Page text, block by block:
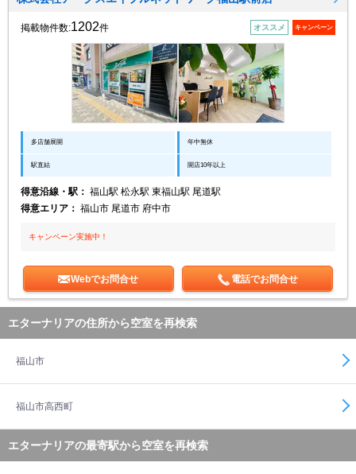
掲載物件数:1202件 オススメ キャンペーン
多店舗展開 年中無休
駅直結 開店10年以上
得意沿線・駅： 福山駅 松永駅 東福山駅 尾道駅
得意エリア： 福山市 尾道市 府中市
キャンペーン実施中！
Webでお問合せ 電話でお問合せ
エターナリアの住所から空室を再検索
福山市
福山市高西町
エターナリアの最寄駅から空室を再検索